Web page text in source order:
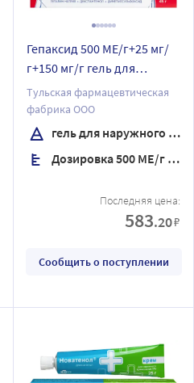
Гепаксид 500 МЕ/г+25 мг/
г+150 мг/г гель для
наружного применения 45
мл
Тульская фармацевтическая
фабрика ООО
гель для наружного применения
Дозировка 500 МЕ/г + 25 мг/г + 150 мг/г
Последняя цена:
583.20₽
Сообщить о поступлении